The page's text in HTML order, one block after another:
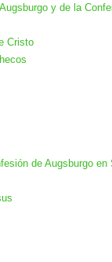
y de la
Cristo
de Augsburgo en